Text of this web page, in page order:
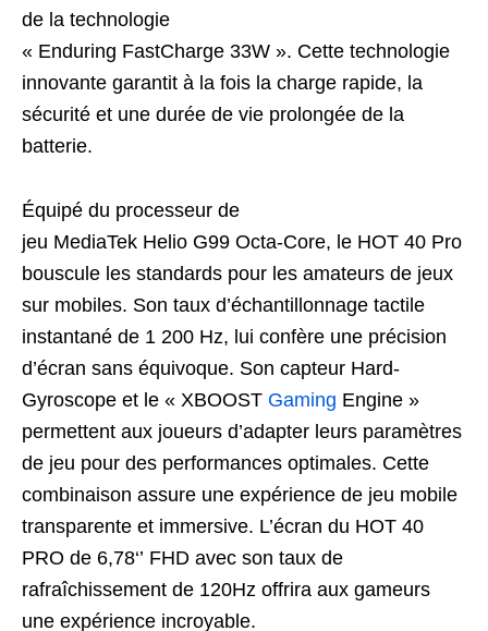
de la technologie
« Enduring FastCharge 33W ». Cette technologie
innovante garantit à la fois la charge rapide, la
sécurité et une durée de vie prolongée de la
batterie.
Équipé du processeur de
jeu MediaTek Helio G99 Octa-Core, le HOT 40 Pro
bouscule les standards pour les amateurs de jeux
sur mobiles. Son taux d’échantillonnage tactile
instantané de 1 200 Hz, lui confère une précision
d’écran sans équivoque. Son capteur Hard-
Gyroscope et le « XBOOST Gaming Engine »
permettent aux joueurs d’adapter leurs paramètres
de jeu pour des performances optimales. Cette
combinaison assure une expérience de jeu mobile
transparente et immersive. L’écran du HOT 40
PRO de 6,78‘’ FHD avec son taux de
rafraîchissement de 120Hz offrira aux gameurs
une expérience incroyable.